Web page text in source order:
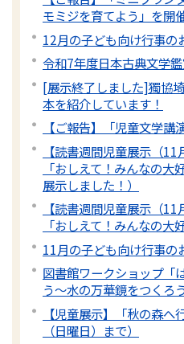
モミジを育てよう」を開
12月の子ども向け行事の
令和7年度日本古典文学鑑
[展示終了しました]獨協
本を紹介しています！
【ご報告】「児童文学
【読書週間児童展示（11
「おしえて！みんなの
展示しました！）
【読書週間児童展示（11
「おしえて！みんなの大
11月の子ども向け行事の
図書館ワークショップ「
う～水の万華鏡をつくろ
【児童展示】「秋の森
（日曜日）まで）